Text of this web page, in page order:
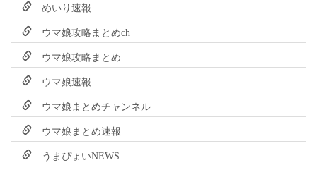
めいり速報
ウマ娘攻略まとめch
ウマ娘攻略まとめ
ウマ娘速報
ウマ娘まとめチャンネル
ウマ娘まとめ速報
うまぴょいNEWS